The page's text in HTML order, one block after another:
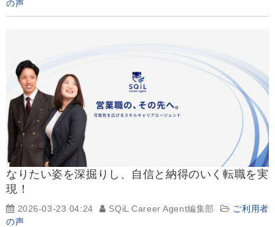
の声
なりたい姿を深掘りし、自信と納得のいく転職を実
現！
2026-03-23 04:24 SQiL Career Agent編集部
ご利用者
の声